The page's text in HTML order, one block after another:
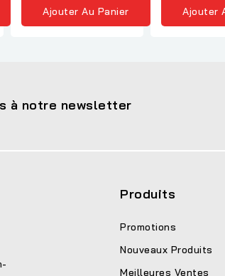
Ajouter Au Panier Ajouter
à notre newsletter
Produits
Promotions
Nouveaux Produits
Meilleures Ventes